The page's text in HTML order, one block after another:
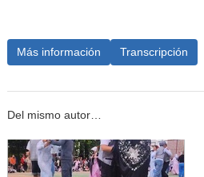
Más información Transcripción
Del mismo autor…